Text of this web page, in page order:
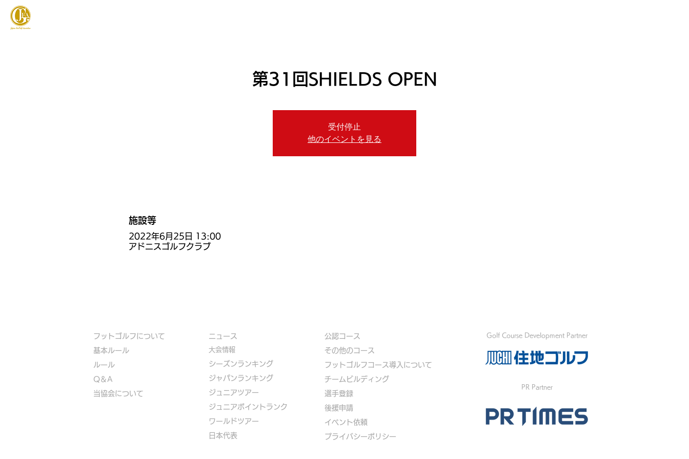
第31回SHIELDS OPEN
受付停止
他のイベントを見る
施設等
2022年6月25日 13:00
アドニスゴルフクラブ
フットゴルフについて
基本ルール
ルール
Q＆A
​当協会について
​ニュース
大会情報
シーズンランキング
ジャパンランキング
ジュニアツアー
ジュニアポイントランク
​ワールドツアー
​​日本代表
公認コース
​その他のコース
​ フットゴルフコース導入について
​チームビルディング
選手登録​
​後援申請
​イベント依頼
プライバシーポリシー
Golf Course Development Partner
PR Partner